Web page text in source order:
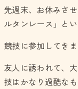
先週末、お休みさ
ルタンレース」とい
競技に参加してきま
友人に誘われて、
技はかなり過酷な